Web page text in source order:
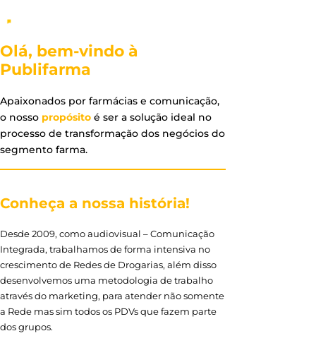
Olá, bem-vindo à
Publifarma
Apaixonados por farmácias e comunicação,
o nosso propósito é ser a solução ideal no
processo de transformação dos negócios do
segmento farma.
Conheça a nossa história!
Desde 2009, como audiovisual – Comunicação
Integrada, trabalhamos de forma intensiva no
crescimento de Redes de Drogarias, além disso
desenvolvemos uma metodologia de trabalho
através do marketing, para atender não somente
a Rede mas sim todos os PDVs que fazem parte
dos grupos.